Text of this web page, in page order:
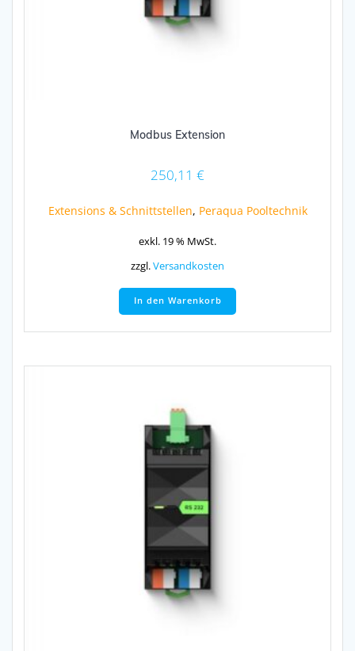
Modbus Extension
250,11 €
Extensions & Schnittstellen, Peraqua Pooltechnik
exkl. 19 % MwSt.
zzgl.Versandkosten
In den Warenkorb